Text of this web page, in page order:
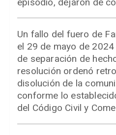
episodio, dejaron de
Un fallo del fuero de
el 29 de mayo de
de separación de
resolución ordenó
disolución de la
conforme lo
del Código Civil y